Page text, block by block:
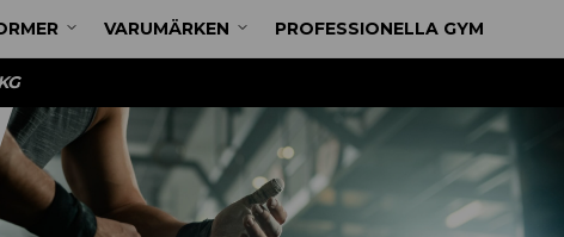
VARUMÄRKEN PROFESSIONELLA GYM